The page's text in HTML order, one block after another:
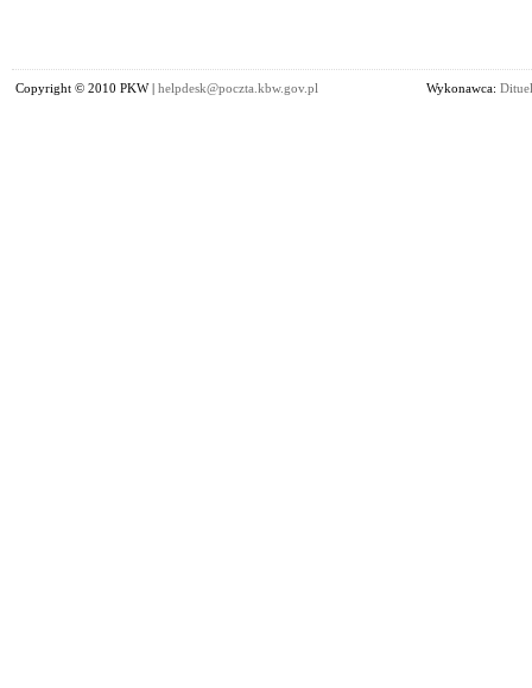
Copyright © 2010 PKW | helpdesk@poczta.kbw.gov.pl Wykonawca: